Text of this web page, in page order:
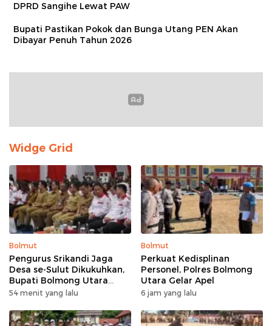
DPRD Sangihe Lewat PAW
Bupati Pastikan Pokok dan Bunga Utang PEN Akan
Dibayar Penuh Tahun 2026
Widge Grid
Bolmut
Pengurus Srikandi Jaga
Desa se-Sulut Dikukuhkan,
Bupati Bolmong Utara
Sampaikan Pesan ini
54 menit yang lalu
Bolmut
Perkuat Kedisplinan
Personel, Polres Bolmong
Utara Gelar Apel
6 jam yang lalu